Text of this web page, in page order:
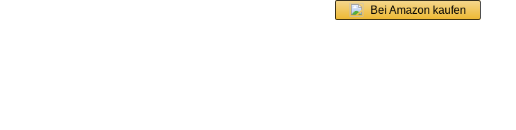
Bei Amazon kaufen